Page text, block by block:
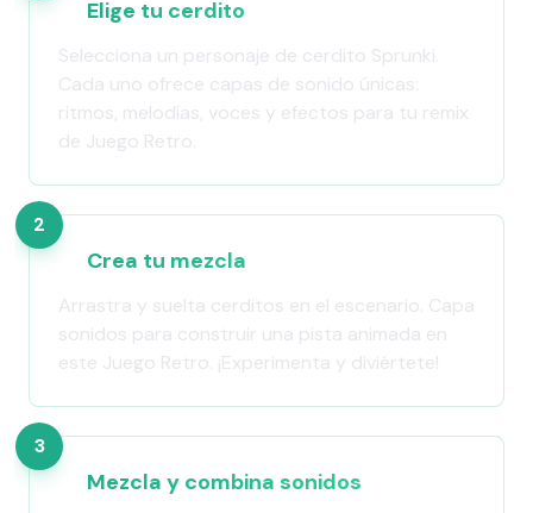
Elige tu cerdito
Selecciona un personaje de cerdito Sprunki.
Cada uno ofrece capas de sonido únicas:
ritmos, melodías, voces y efectos para tu remix
de Juego Retro.
2
Crea tu mezcla
Arrastra y suelta cerditos en el escenario. Capa
sonidos para construir una pista animada en
este Juego Retro. ¡Experimenta y diviértete!
3
Mezcla y combina sonidos